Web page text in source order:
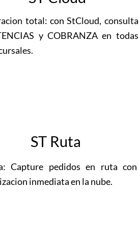
total: con StCloud, consulta
y COBRANZA en todas
ST Ruta
Capture pedidos en ruta con
inmediata en la nube.